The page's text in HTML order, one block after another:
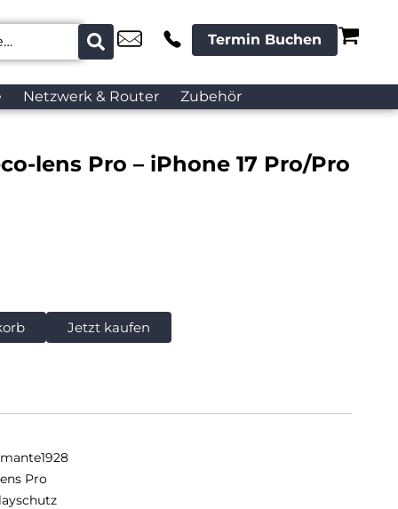
Termin Buchen
Netzwerk & Router Zubehör
lens Pro – iPhone 17 Pro/Pro
Jetzt kaufen
Pro